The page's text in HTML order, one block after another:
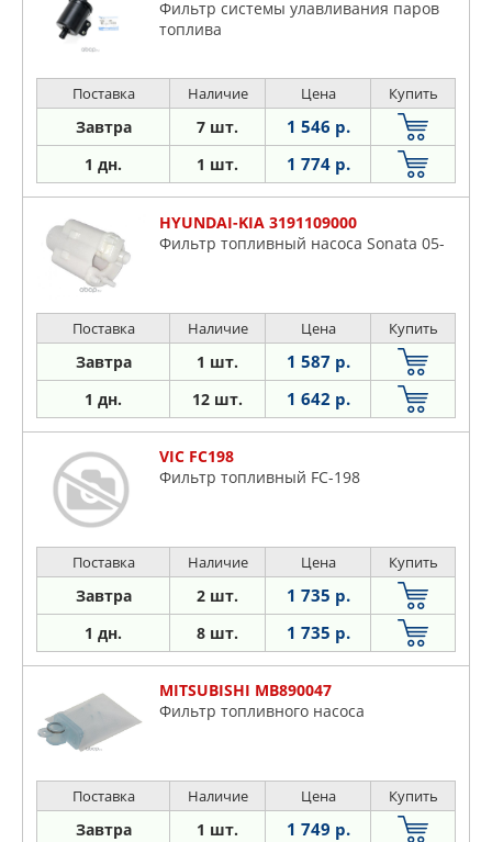
Фильтр системы улавливания паров
топлива
Поставка Наличие Цена Купить
Завтра 7 шт. 1 546 р.
1 дн. 1 шт. 1 774 р.
HYUNDAI-KIA 3191109000
Фильтр топливный насоса Sonata 05-
Поставка Наличие Цена Купить
Завтра 1 шт. 1 587 р.
1 дн. 12 шт. 1 642 р.
VIC FC198
Фильтр топливный FC-198
Поставка Наличие Цена Купить
Завтра 2 шт. 1 735 р.
1 дн. 8 шт. 1 735 р.
MITSUBISHI MB890047
Фильтр топливного насоса
Поставка Наличие Цена Купить
Завтра 1 шт. 1 749 р.